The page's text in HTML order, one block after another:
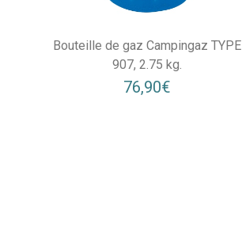
Bouteille de gaz Campingaz TYPE
907, 2.75 kg.
76,90€